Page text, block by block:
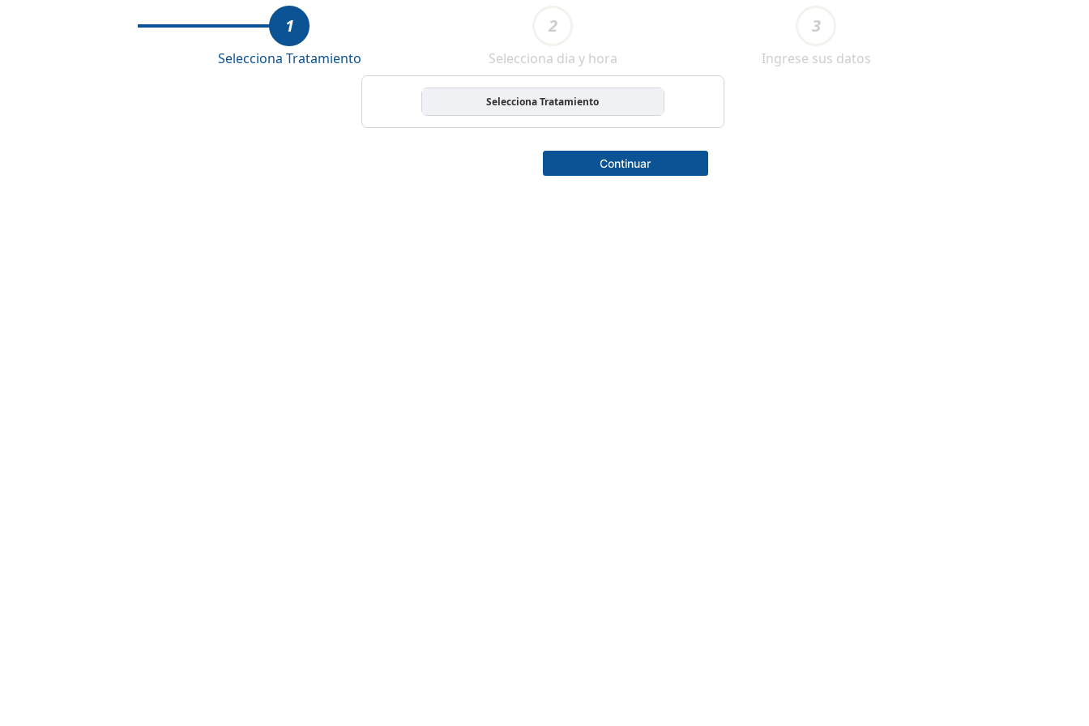
1
Selecciona Tratamiento
2
Selecciona dia y hora
3
Ingrese sus datos
Selecciona Tratamiento
Continuar